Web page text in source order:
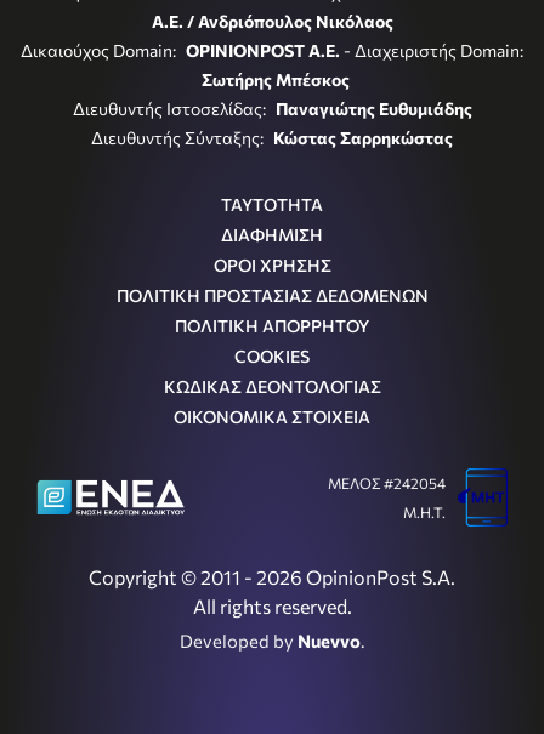
Α.Ε. / Ανδριόπουλος Νικόλαος
Δικαιούχος Domain: OPINIONPOST A.E. - Διαχειριστής Domain:
Σωτήρης Μπέσκος
Διευθυντής Ιστοσελίδας: Παναγιώτης Ευθυμιάδης
Διευθυντής Σύνταξης: Κώστας Σαρρηκώστας
ΤΑΥΤΟΤΗΤΑ
ΔΙΑΦΗΜΙΣΗ
ΟΡΟΙ ΧΡΗΣΗΣ
ΠΟΛΙΤΙΚΗ ΠΡΟΣΤΑΣΙΑΣ ΔΕΔΟΜΕΝΩΝ
ΠΟΛΙΤΙΚΗ ΑΠΟΡΡΗΤΟΥ
COOKIES
ΚΩΔΙΚΑΣ ΔΕΟΝΤΟΛΟΓΙΑΣ
ΟΙΚΟΝΟΜΙΚΑ ΣΤΟΙΧΕΙΑ
Copyright © 2011 - 2026 OpinionPost S.A.
All rights reserved.
Developed by Nuevvo.
ΜΕΛΟΣ #242054
Μ.Η.Τ.